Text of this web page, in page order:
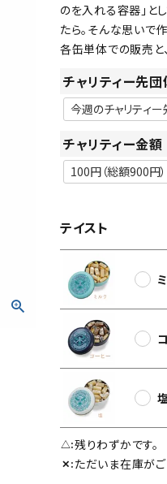
のを入れる容器」と
たら。そんな思いで
各缶単体での販売と
チャリティー先団
チャリティー金額
テイスト
△ 残りわずかです。
✕ ただいま在庫がご